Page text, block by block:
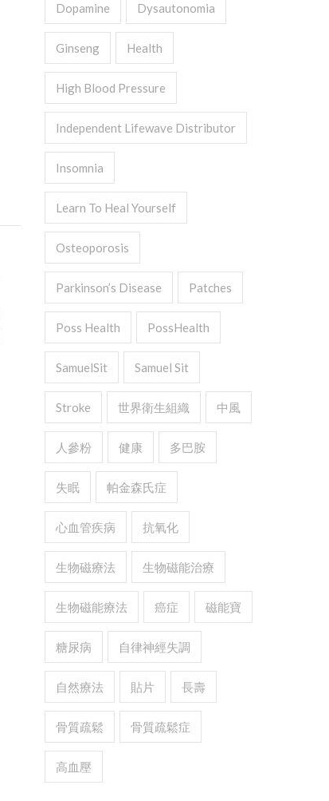
Dopamine Dysautonomia
Ginseng Health
High Blood Pressure
Independent Lifewave Distributor
Insomnia
Learn To Heal Yourself
Osteoporosis
Parkinson’s Disease Patches
Poss Health PossHealth
SamuelSit Samuel Sit
Stroke 世界衛生組織 中風
人參粉 健康 多巴胺
失眠 帕金森氏症
心血管疾病 抗氧化
生物磁療法 生物磁能治療
生物磁能療法 癌症 磁能寶
糖尿病 自律神經失調
自然療法 貼片 長壽
骨質疏鬆 骨質疏鬆症
高血壓